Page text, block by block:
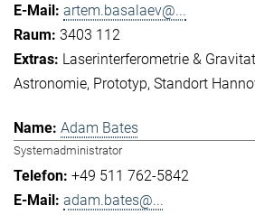
artem.basalaev@...
3403 112
Laserinterferometrie &
Astronomie Prototyp Standort
Adam Bates
Systemadministrator
+49 511 762-5842
adam.bates@...